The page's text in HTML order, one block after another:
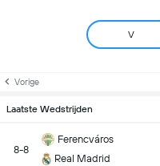
V
Vorige
Laatste Wedstrijden
8-8
Ferencváros
Real Madrid